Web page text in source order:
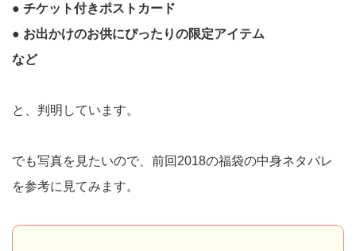
● チケット付きポストカード
● お出かけのお供にぴったりの限定アイテム
など
と、判明しています。
でも写真を見たいので、前回2018の福袋の中身ネタバレ
を参考に見てみます。